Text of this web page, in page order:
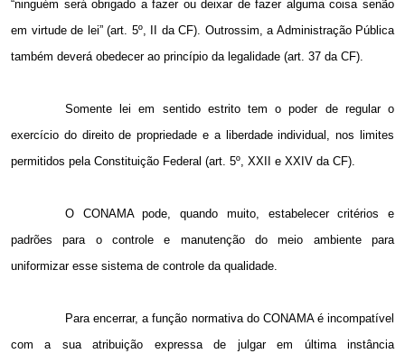
“ninguém será obrigado a fazer ou deixar de fazer alguma coisa senão
em virtude de lei” (art. 5º, II da CF). Outrossim, a Administração Pública
também deverá obedecer ao princípio da legalidade (art. 37 da CF).
Somente lei em sentido estrito tem o poder de regular o
exercício do direito de propriedade e a liberdade individual, nos limites
permitidos pela Constituição Federal (art. 5º, XXII e XXIV da CF).
O CONAMA pode, quando muito, estabelecer critérios e
padrões para o controle e manutenção do meio ambiente para
uniformizar esse sistema de controle da qualidade.
Para encerrar, a função normativa do CONAMA é incompatível
com a sua atribuição expressa de julgar em última instância